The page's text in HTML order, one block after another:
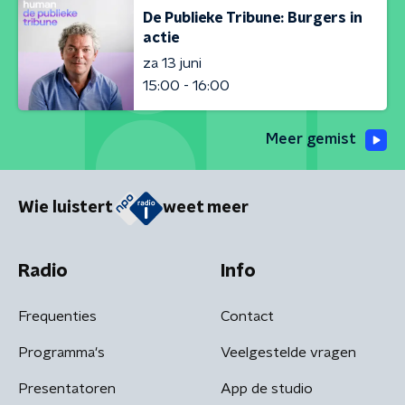
De Publieke Tribune: Burgers in
actie
za 13 juni
15:00 - 16:00
Meer gemist
Wie luistert weet meer
Radio
Frequenties
Programma's
Presentatoren
Info
Contact
Veelgestelde vragen
App de studio